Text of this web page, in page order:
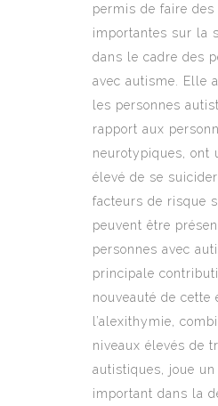
permis de faire des
importantes sur la
dans le cadre des
avec autisme. Elle
les personnes
rapport aux
neurotypiques, ont
élevé de se
facteurs de risque
peuvent être
personnes avec
principale
nouveauté de cette
l’alexithymie,
niveaux élevés de
autistiques, joue un
important dans la